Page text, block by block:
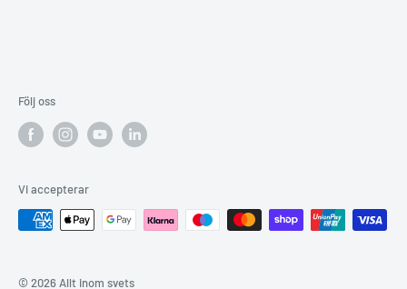
Följ oss
Vi accepterar
© 2026 Allt inom svets